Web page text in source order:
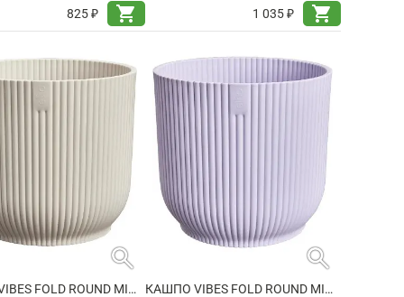
825 ₽
shopping_cart
1 035 ₽
shopping_cart
search
КАШПО VIBES FOLD ROUND MINI LINEN WHITE
search
КАШПО VIBES FOLD ROUND MINI SOFT LILAC